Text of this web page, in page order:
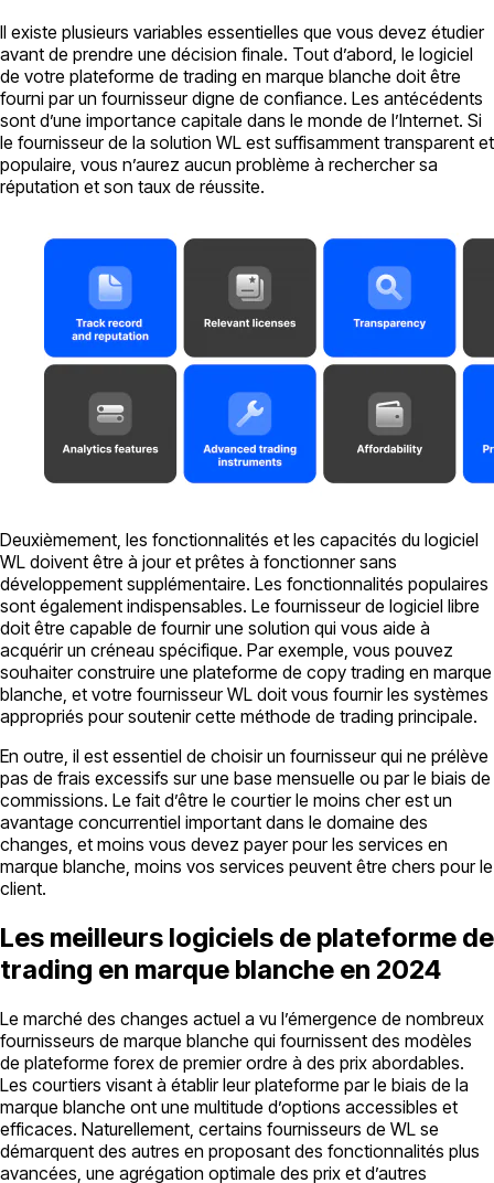
Il existe plusieurs variables essentielles que vous devez étudier
avant de prendre une décision finale. Tout d’abord, le logiciel
de votre plateforme de trading en marque blanche doit être
fourni par un fournisseur digne de confiance. Les antécédents
sont d’une importance capitale dans le monde de l’Internet. Si
le fournisseur de la solution WL est suffisamment transparent et
populaire, vous n’aurez aucun problème à rechercher sa
réputation et son taux de réussite.
Deuxièmement, les fonctionnalités et les capacités du logiciel
WL doivent être à jour et prêtes à fonctionner sans
développement supplémentaire. Les fonctionnalités populaires
sont également indispensables. Le fournisseur de logiciel libre
doit être capable de fournir une solution qui vous aide à
acquérir un créneau spécifique. Par exemple, vous pouvez
souhaiter construire une plateforme de copy trading en marque
blanche, et votre fournisseur WL doit vous fournir les systèmes
appropriés pour soutenir cette méthode de trading principale.
En outre, il est essentiel de choisir un fournisseur qui ne prélève
pas de frais excessifs sur une base mensuelle ou par le biais de
commissions. Le fait d’être le courtier le moins cher est un
avantage concurrentiel important dans le domaine des
changes, et moins vous devez payer pour les services en
marque blanche, moins vos services peuvent être chers pour le
client.
Les meilleurs logiciels de plateforme de
trading en marque blanche en 2024
Le marché des changes actuel a vu l’émergence de nombreux
fournisseurs de marque blanche qui fournissent des modèles
de plateforme forex de premier ordre à des prix abordables.
Les courtiers visant à établir leur plateforme par le biais de la
marque blanche ont une multitude d’options accessibles et
efficaces. Naturellement, certains fournisseurs de WL se
démarquent des autres en proposant des fonctionnalités plus
avancées, une agrégation optimale des prix et d’autres